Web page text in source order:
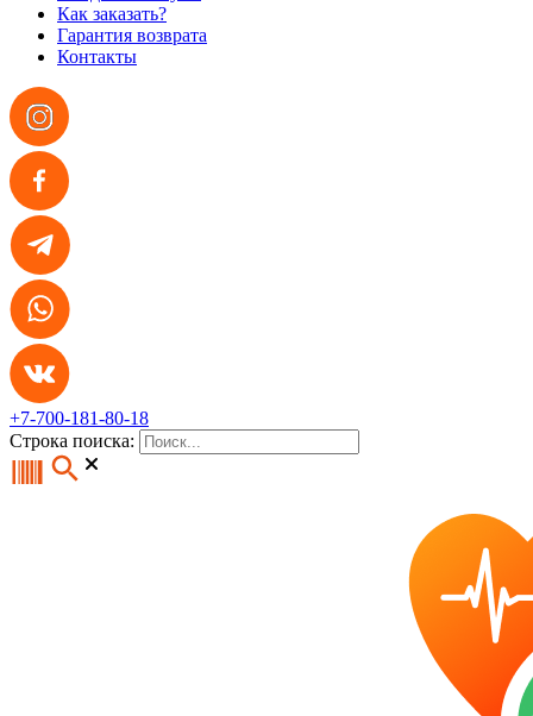
Как заказать?
Гарантия возврата
Контакты
+7-700-181-80-18
Строка поиска: